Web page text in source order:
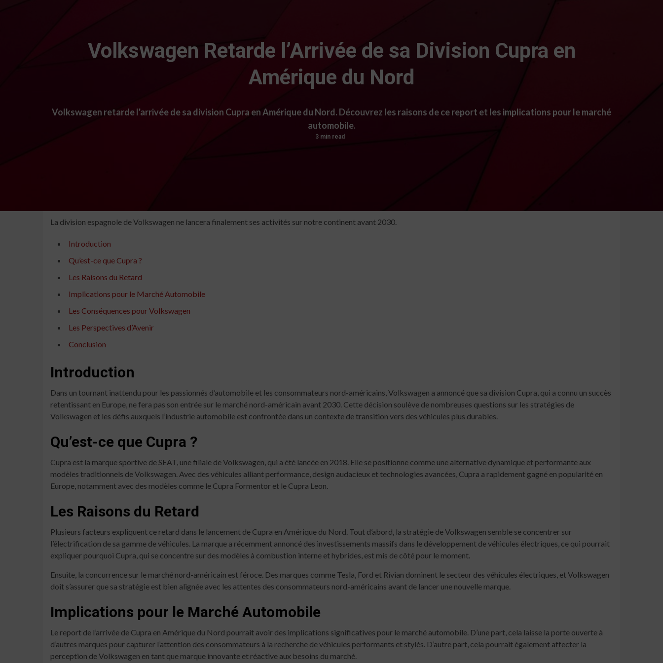
Volkswagen Retarde l’Arrivée de sa Division Cupra en
Amérique du Nord
Volkswagen retarde l'arrivée de sa division Cupra en Amérique du Nord. Découvrez les raisons de ce report et les implications pour le marché
automobile.
3 min read
La division espagnole de Volkswagen ne lancera finalement ses activités sur notre continent avant 2030.
Introduction
Qu’est-ce que Cupra ?
Les Raisons du Retard
Implications pour le Marché Automobile
Les Conséquences pour Volkswagen
Les Perspectives d’Avenir
Conclusion
Introduction
Dans un tournant inattendu pour les passionnés d’automobile et les consommateurs nord-américains, Volkswagen a annoncé que sa division Cupra, qui a connu un succès
retentissant en Europe, ne fera pas son entrée sur le marché nord-américain avant 2030. Cette décision soulève de nombreuses questions sur les stratégies de
Volkswagen et les défis auxquels l’industrie automobile est confrontée dans un contexte de transition vers des véhicules plus durables.
Qu’est-ce que Cupra ?
Cupra est la marque sportive de SEAT, une filiale de Volkswagen, qui a été lancée en 2018. Elle se positionne comme une alternative dynamique et performante aux
modèles traditionnels de Volkswagen. Avec des véhicules alliant performance, design audacieux et technologies avancées, Cupra a rapidement gagné en popularité en
Europe, notamment avec des modèles comme le Cupra Formentor et le Cupra Leon.
Les Raisons du Retard
Plusieurs facteurs expliquent ce retard dans le lancement de Cupra en Amérique du Nord. Tout d’abord, la stratégie de Volkswagen semble se concentrer sur
l’électrification de sa gamme de véhicules. La marque a récemment annoncé des investissements massifs dans le développement de véhicules électriques, ce qui pourrait
expliquer pourquoi Cupra, qui se concentre sur des modèles à combustion interne et hybrides, est mis de côté pour le moment.
Ensuite, la concurrence sur le marché nord-américain est féroce. Des marques comme Tesla, Ford et Rivian dominent le secteur des véhicules électriques, et Volkswagen
doit s’assurer que sa stratégie est bien alignée avec les attentes des consommateurs nord-américains avant de lancer une nouvelle marque.
Implications pour le Marché Automobile
Le report de l’arrivée de Cupra en Amérique du Nord pourrait avoir des implications significatives pour le marché automobile. D’une part, cela laisse la porte ouverte à
d’autres marques pour capturer l’attention des consommateurs à la recherche de véhicules performants et stylés. D’autre part, cela pourrait également affecter la
perception de Volkswagen en tant que marque innovante et réactive aux besoins du marché.